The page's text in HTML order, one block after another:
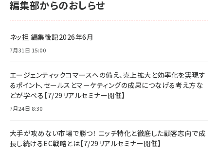
編集部からのおしらせ
ネッ担 編集後記2026年6月
7月31日 15:00
エージェンティックコマースへの備え、売上拡大と効率化を実現す
るポイント、セールスとマーケティングの成果につなげる考え方な
どが学べる【7/29リアルセミナー開催】
7月24日 8:30
大手が攻めない市場で勝つ！ ニッチ特化と徹底した顧客志向で成
長し続けるEC戦略とは【7/29リアルセミナー開催】